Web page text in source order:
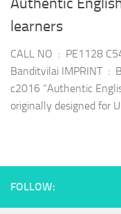
learners
CALL NO : PE1128
Banditvilai IMPRINT :
c2016 “Authentic
originally designed for
FOLLOW: